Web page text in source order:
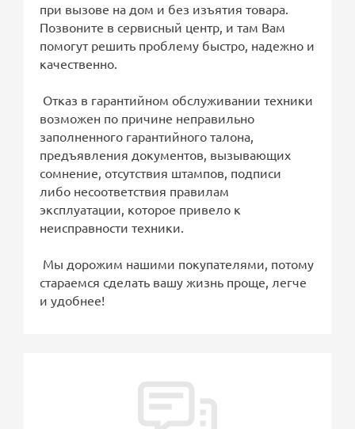
при вызове на дом и без изъятия товара.
Позвоните в сервисный центр, и там Вам
помогут решить проблему быстро, надежно и
качественно.
Отказ в гарантийном обслуживании техники
возможен по причине неправильно
заполненного гарантийного талона,
предъявления документов, вызывающих
сомнение, отсутствия штампов, подписи
либо несоответствия правилам
эксплуатации, которое привело к
неисправности техники.
Мы дорожим нашими покупателями, потому
стараемся сделать вашу жизнь проще, легче
и удобнее!